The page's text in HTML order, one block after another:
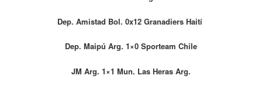
Dep. Amistad Bol. 0x12 Granadiers Haití
Dep. Maipú Arg. 1×0 Sporteam Chile
JM Arg. 1×1 Mun. Las Heras Arg.